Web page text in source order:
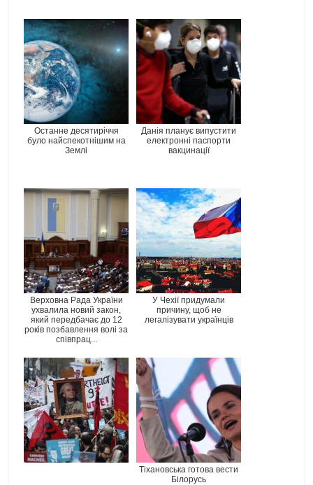
Останне десятиріччя
було найспекотнішим на
Землі
Данія планує випустити
електронні паспорти
вакцинації
Верховна Рада України
ухвалила новий закон,
який передбачає до 12
років позбавлення волі за
співпрац...
У Чехії придумали
причину, щоб не
легалізувати українців
Тіхановська готова вести
Білорусь